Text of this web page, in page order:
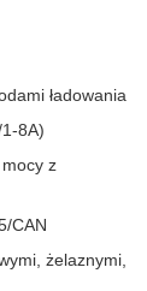
ładowania
8A)
z
CAN
żelaznymi,